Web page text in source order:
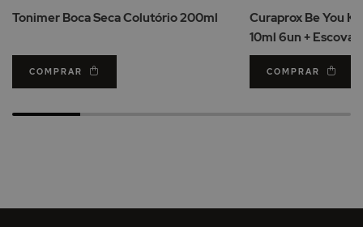
Desejos
Tonimer Boca Seca Colutório 200ml
COMPRAR
Curaprox Be You
10ml 6un + Escova
COMPRAR